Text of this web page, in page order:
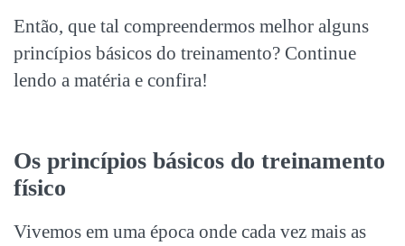
Então, que tal compreendermos melhor alguns
princípios básicos do treinamento? Continue
lendo a matéria e confira!
Os princípios básicos do treinamento
físico
Vivemos em uma época onde cada vez mais as